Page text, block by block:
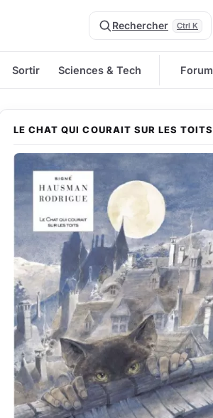
Rechercher Ctrl K
Sortir Sciences & Tech Forum
LE CHAT QUI COURAIT SUR LES TOITS